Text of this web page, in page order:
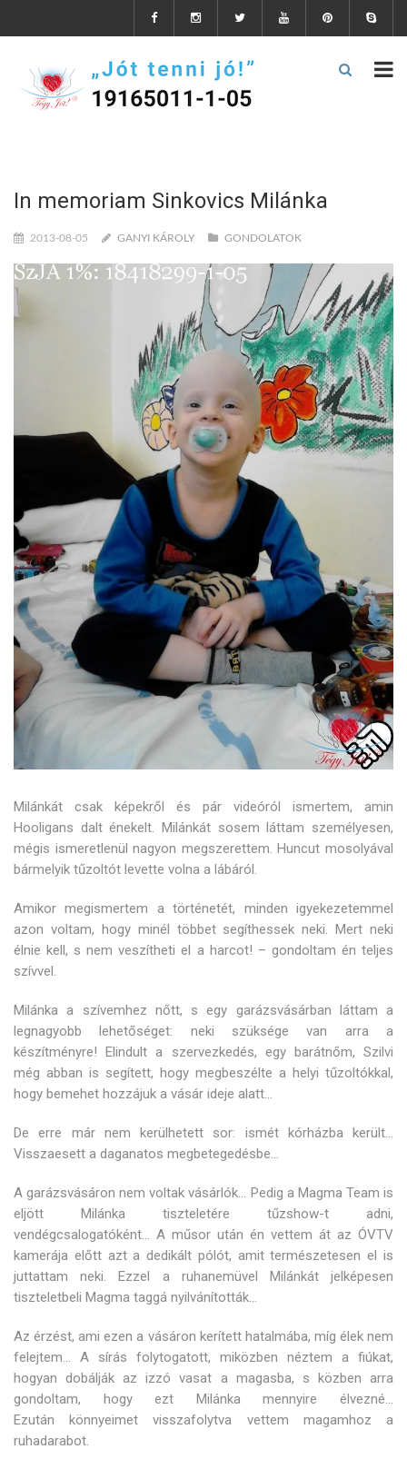
In memoriam Sinkovics Milánka
2013-08-05 GANYI KÁROLY GONDOLATOK
Milánkát csak képekről és pár videóról ismertem, amin
Hooligans dalt énekelt. Milánkát sosem láttam személyesen,
mégis ismeretlenül nagyon megszerettem. Huncut mosolyával
bármelyik tűzoltót levette volna a lábáról.
Amikor megismertem a történetét, minden igyekezetemmel
azon voltam, hogy minél többet segíthessek neki. Mert neki
élnie kell, s nem veszítheti el a harcot! – gondoltam én teljes
szívvel.
Milánka a szívemhez nőtt, s egy garázsvásárban láttam a
legnagyobb lehetőséget: neki szüksége van arra a
készítményre! Elindult a szervezkedés, egy barátnőm, Szilvi
még abban is segített, hogy megbeszélte a helyi tűzoltókkal,
hogy bemehet hozzájuk a vásár ideje alatt…
De erre már nem kerülhetett sor: ismét kórházba került…
Visszaesett a daganatos megbetegedésbe…
A garázsvásáron nem voltak vásárlók… Pedig a Magma Team is
eljött Milánka tiszteletére tűzshow-t adni,
vendégcsalogatóként… A műsor után én vettem át az ÓVTV
kamerája előtt azt a dedikált pólót, amit természetesen el is
juttattam neki. Ezzel a ruhanemüvel Milánkát jelképesen
tiszteletbeli Magma taggá nyilvánították…
Az érzést, ami ezen a vásáron kerített hatalmába, míg élek nem
felejtem… A sírás folytogatott, miközben néztem a fiúkat,
hogyan dobálják az izzó vasat a magasba, s közben arra
gondoltam, hogy ezt Milánka mennyire élvezné…
Ezután könnyeimet visszafolytva vettem magamhoz a
ruhadarabot.